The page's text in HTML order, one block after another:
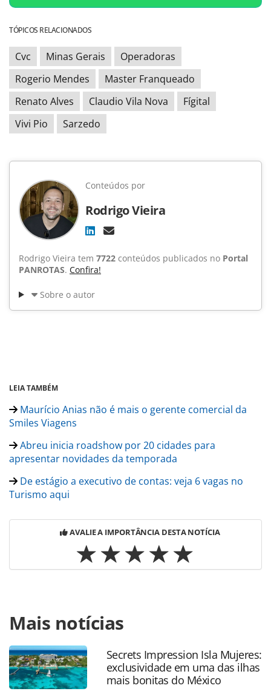
TÓPICOS RELACIONADOS
Cvc Minas Gerais
Operadoras
Rogerio Mendes
Master Franqueado
Renato Alves
Claudio Vila Nova
Fígital
Vivi Pio
Sarzedo
Conteúdos por
Rodrigo Vieira
Rodrigo Vieira tem 7722 conteúdos publicados no Portal
PANROTAS. Confira!
Sobre o autor
LEIA TAMBÉM
Maurício Anias não é mais o gerente comercial da
Smiles Viagens
Abreu inicia roadshow por 20 cidades para
apresentar novidades da temporada
De estágio a executivo de contas: veja 6 vagas no
Turismo aqui
AVALIE A IMPORTÂNCIA DESTA NOTÍCIA
https://www.panrotas.com.br/mercado/operadoras/2025/
em-minas-gerais-agrada-ceo-da-cvc-e-master-franqueado-
comenta-resultados_213957.html ou as ferramentas
oferecidas na página. Todo o conteúdo produzido pela
PANROTAS Editora é protegido pela legislação brasileira
sobre direito autoral. Não reproduza o conteúdo sem
Mais notícias
Secrets Impression Isla Mujeres:
exclusividade em uma das ilhas
mais bonitas do México